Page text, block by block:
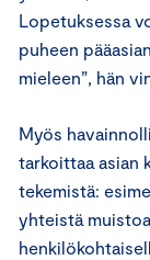
Lopetuksessa
puheen
mieleen”, hän
Myös
tarkoittaa asian
tekemistä:
yhteistä